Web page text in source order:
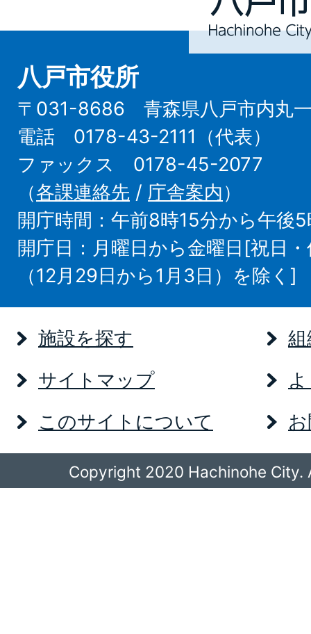
City
八戸市役所
〒031-8686 青森県八戸市内丸一
電話 0178-43-2111（代表）
ファックス 0178-45-2077
（各課連絡先 / 庁舎案内）
開庁時間：午前8時15分から午後5
開庁日：月曜日から金曜日[祝日
（12月29日から1月3日）を除く]
施設を探す
サイトマップ
このサイトについて
Copyright 2020 Hachinohe City.